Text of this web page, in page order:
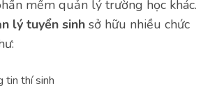
mềm quản lý trường học khác.
lý tuyển sinh sở hữu nhiều chức
tin thí sinh